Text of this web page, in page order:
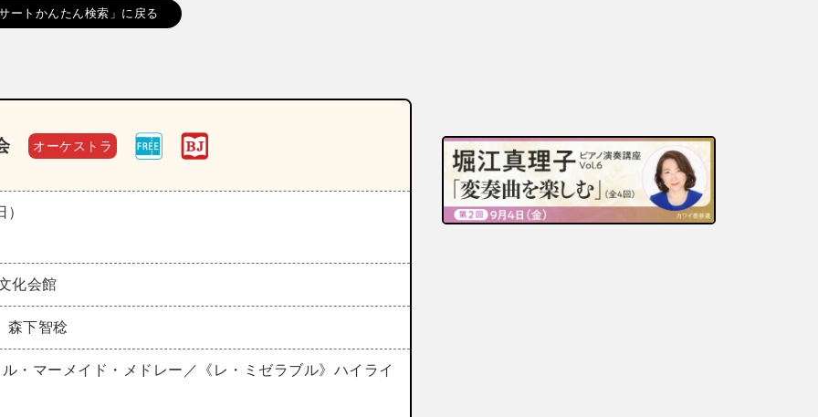
ートかんたん検索」に戻る
オーケストラ
化会館
森下智稔
・マーメイド・メドレー／《レ・ミゼラブル》ハイライ